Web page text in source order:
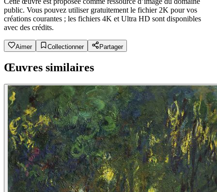
public. Vous pouvez utiliser gratuitement le fichier 2K pour vos
créations courantes ; les fichiers 4K et Ultra HD sont disponibles
avec des crédits.
Aimer Collectionner Partager
Œuvres similaires